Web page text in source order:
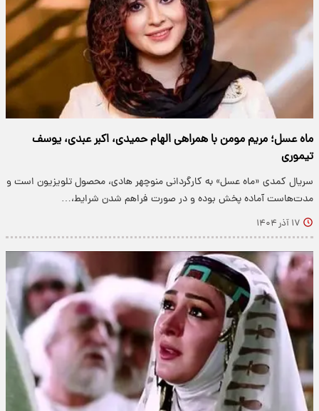
ماه عسل؛ مریم مومن با همراهی الهام حمیدی، اکبر عبدی، یوسف
تیموری
سریال کمدی «ماه عسل» به کارگردانی منوچهر هادی، محصول تلویزیون است و
مدت‌هاست آماده پخش بوده و در صورت فراهم شدن شرایط،…
۱۷ آذر ۱۴۰۴